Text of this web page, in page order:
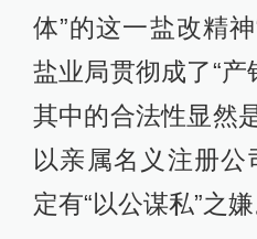
体”的这一盐改精
盐业局贯彻成了“产
其中的合法性显然
以亲属名义注册
定有“以公谋私”之嫌